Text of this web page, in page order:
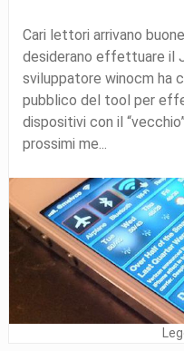
Cari lettori arrivano
desiderano effettuare il
sviluppatore winocm ha
pubblico del tool per
dispositivi con il
prossimi me...